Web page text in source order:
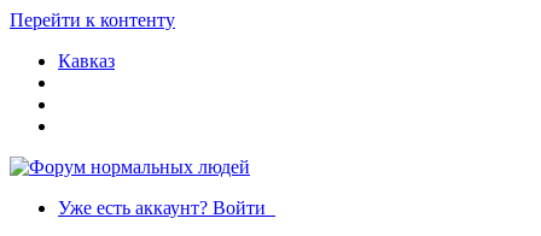
Перейти к контенту
Кавказ
Уже есть аккаунт? Войти